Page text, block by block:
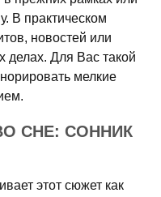
В практическом
новостей или
делах. Для Вас такой
мелкие
СНЕ: СОННИК
этот сюжет как